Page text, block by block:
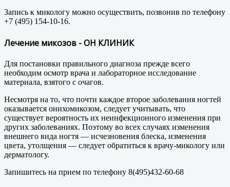
Запись к микологу можно осуществить, позвонив по телефону
+7 (495) 154-10-16.
Лечение микозов - ОН КЛИНИК
Для постановки правильного диагноза прежде всего
необходим осмотр врача и лабораторное исследование
материала, взятого с очагов.
Несмотря на то, что почти каждое второе заболевания ногтей
оказывается онихомикозом, следует учитывать, что
существует вероятность их неинфекционного изменения при
других заболеваниях. Поэтому во всех случаях изменения
внешнего вида ногтя — исчезновения блеска, изменения
цвета, утолщения — следует обратиться к врачу-микологу или
дерматологу.
Запишитесь на прием по телефону 8(495)432-60-68